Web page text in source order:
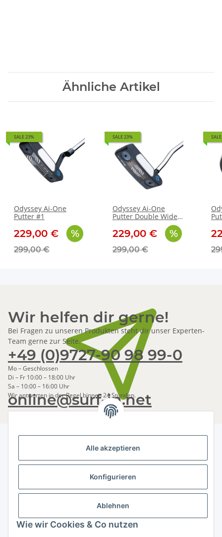
Alle akzeptieren
Konfigurieren
Ablehnen
Wie wir Cookies & Co nutzen
Ähnliche Artikel
SALE 23%
Odyssey Ai-One
Putter #1
229,00 €
299,00 €
SALE 23%
Odyssey Ai-One
Putter Double Wide
229,00 €
299,00 €
Wir helfen dir gerne!
Bei Fragen zu unseren Produkten steht dir unser Experten-
Team gerne zur Seite.
+49 (0)9727-90 98 99-0
Mo – Geschlossen
Di – Fr 10:00 – 18:00 Uhr
Sa – 10:00 – 16:00 Uhr
online@surf-in.net
Wir antworten in der Regel binnen 24 Stunden.
Newsletter Abonnieren
Bitte senden Sie mir entsprechend Ihrer
Datenschutzerklärungregelmäßig und jederzeit widerruflich
Informationen zu Ihrem Produktsortiment per E-Mail zu.